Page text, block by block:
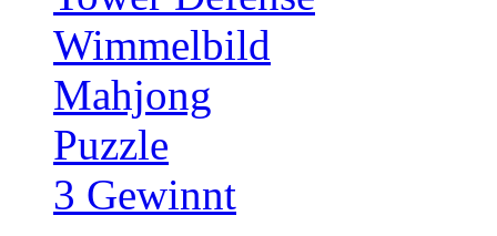
Wimmelbild
Mahjong
Puzzle
3 Gewinnt